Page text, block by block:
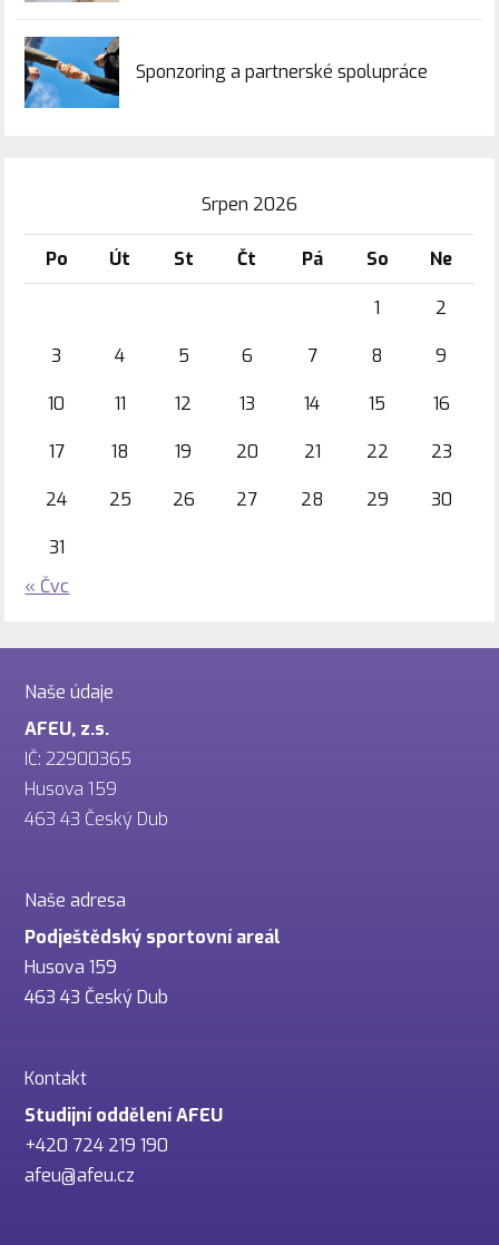
Sponzoring a partnerské spolupráce
Srpen 2026
Po Út St Čt Pá So Ne
1 2
3 4 5 6 7 8 9
10 11 12 13 14 15 16
17 18 19 20 21 22 23
24 25 26 27 28 29 30
31
« Čvc
Naše údaje
AFEU, z.s.
IČ: 22900365
Husova 159
463 43 Český Dub
Naše adresa
Podještědský sportovní areál
Husova 159
463 43 Český Dub
Kontakt
Studijní oddělení AFEU
+420 724 219 190
afeu@afeu.cz